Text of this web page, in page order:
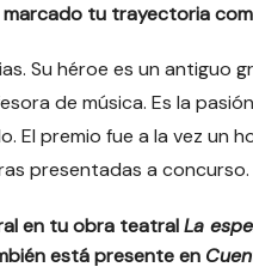
tu trayectoria
Su héroe es un
de música. Es la
El premio fue a la vez un
presentadas a concurso.
en tu obra teatralLa
está presente en